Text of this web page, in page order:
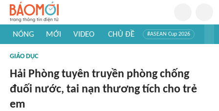
NÓNG MỚI VIDEO CHỦ ĐỀ #ASEAN Cup 2026
#Khám phá thế giới
GIÁO DỤC
Hải Phòng tuyên truyền phòng chống
đuối nước, tai nạn thương tích cho trẻ
em